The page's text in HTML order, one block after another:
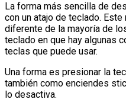
La forma más sencilla de
con un atajo de teclado.
diferente de la mayoría de
teclado en que hay algunas
teclas que puede usar.
Una forma es presionar la
también como enciendes
lo desactiva.